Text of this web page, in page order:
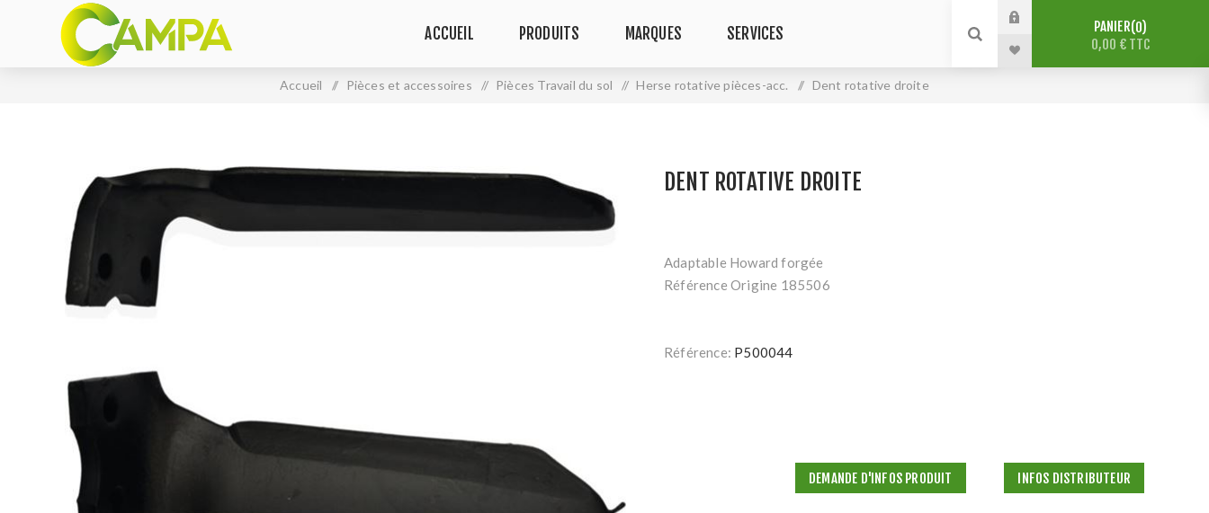
ACCUEIL PRODUITS MARQUES SERVICES PANIER 0
0,00 € TTC
Accueil / Pièces et accessoires / Pièces Travail du sol / Herse rotative pièces-acc. / Dent rotative droite
DENT ROTATIVE DROITE
Adaptable Howard forgée
Référence Origine 185506
Référence: P500044
DEMANDE D'INFOS PRODUIT INFOS DISTRIBUTEUR